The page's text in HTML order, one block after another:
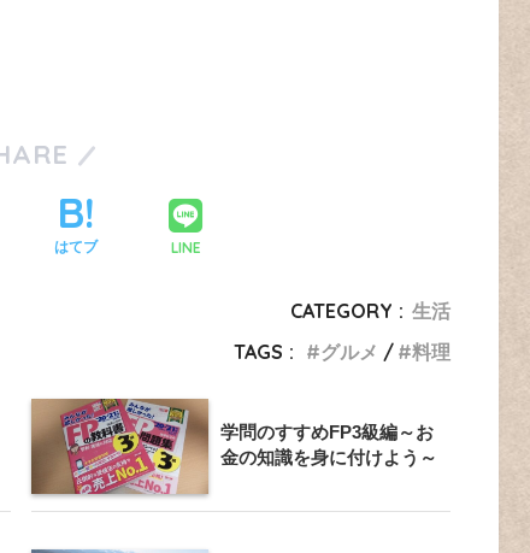
はてブ LINE
CATEGORY : 生活
TAGS :
グルメ 料理
学問のすすめFP3級編～お
金の知識を身に付けよう～